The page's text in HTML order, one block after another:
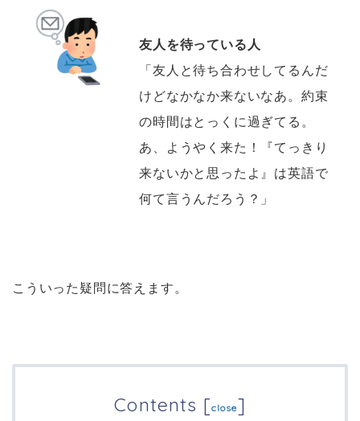
友人を待っている人
「友人と待ち合わせしてるんだ
けどなかなか来ないなあ。約束
の時間はとっくに過ぎてる。
あ、ようやく来た！『てっきり
来ないかと思ったよ』は英語で
何て言うんだろう？」
こういった疑問に答えます。
Contents [close]